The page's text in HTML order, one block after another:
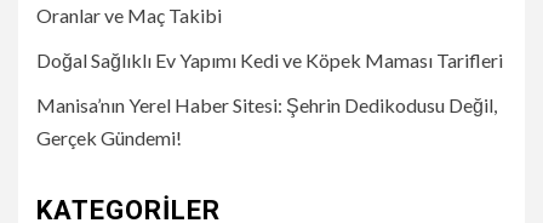
Oranlar ve Maç Takibi
Doğal Sağlıklı Ev Yapımı Kedi ve Köpek Maması Tarifleri
Manisa’nın Yerel Haber Sitesi: Şehrin Dedikodusu Değil,
Gerçek Gündemi!
KATEGORILER